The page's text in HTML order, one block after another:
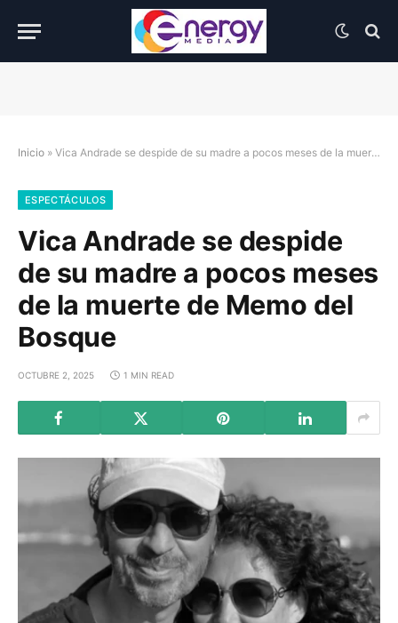
Inicio » Vica Andrade se despide de su madre a pocos meses de la muerte de Memo del Bosque
ESPECTÁCULOS
Vica Andrade se despide
de su madre a pocos meses
de la muerte de Memo del
Bosque
OCTUBRE 2, 2025 1 MIN READ